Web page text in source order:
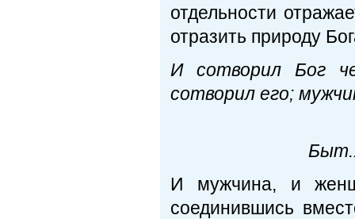
отдельности
отразить природу
И сотворил Бог
сотворил его;
И мужчина, и
соединившись